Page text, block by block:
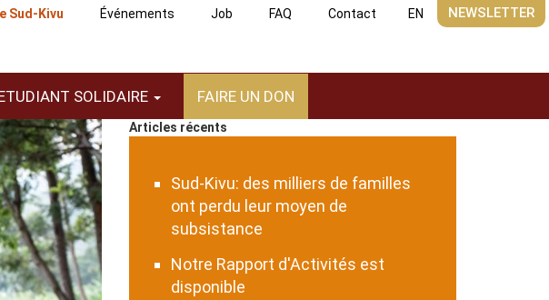
NEWSLETTER
EN
Sud-Kivu Événements Job FAQ Contact
SOLIDAIRE FAIRE UN DON
Articles récents
Sud-Kivu: des milliers de familles
ont perdu leur moyen de
subsistance
Notre Rapport d'Activités est
disponible